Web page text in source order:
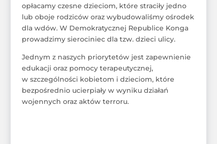
opłacamy czesne dzieciom, które straciły jedno
lub oboje rodziców oraz wybudowaliśmy ośrodek
dla wdów. W Demokratycznej Republice Konga
prowadzimy sierociniec dla tzw. dzieci ulicy.
Jednym z naszych priorytetów jest zapewnienie
edukacji oraz pomocy terapeutycznej,
w szczególności kobietom i dzieciom, które
bezpośrednio ucierpiały w wyniku działań
wojennych oraz aktów terroru.